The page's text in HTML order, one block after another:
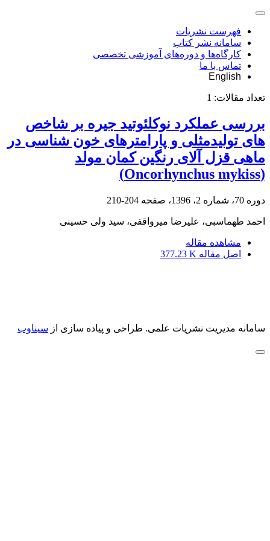
فهرست نشریات
سامانه نشر کتاب
کارگاه‌ها و دوره‌های آموزشی تخصصی
تماس با ما
English
تعداد مقالات: 1
بررسی عملکرد نوکلئوتید جیره بر شاخص
های تولیدمثلی و پارامترهای خون شناسی در
ماهی قزل آلای رنگین کمان مولد
(Oncorhynchus mykiss)
دوره 70، شماره 2، 1396، صفحه 204-210
احمد طهماسبی، علیرضا میرواقفی، سید ولی حسینی
مشاهده مقاله
اصل مقاله 377.23 K
سامانه مدیریت نشریات علمی. طراحی و پیاده سازی از سیناوب